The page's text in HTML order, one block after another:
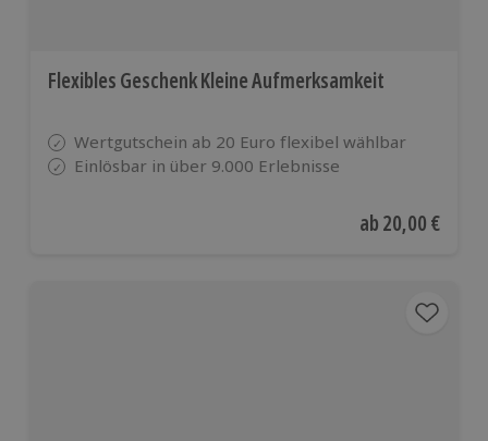
Flexibles Geschenk Kleine Aufmerksamkeit
Wertgutschein ab 20 Euro flexibel wählbar
Einlösbar in über 9.000 Erlebnisse
Aktueller Preis
ab20,00 €